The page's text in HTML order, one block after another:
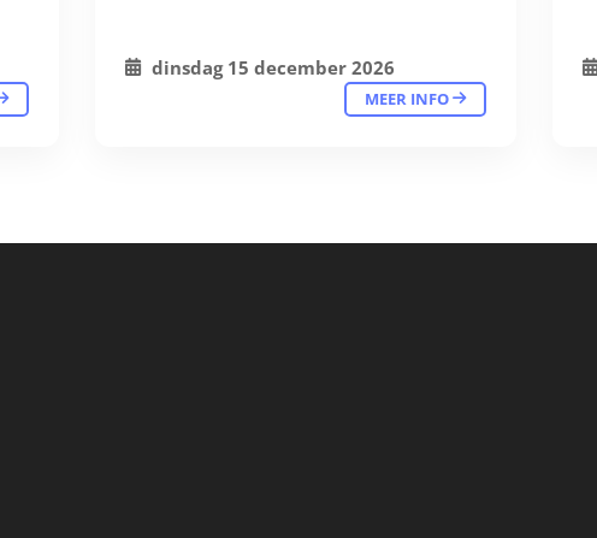
dinsdag 15 december 2026
MEER INFO